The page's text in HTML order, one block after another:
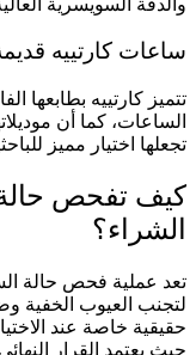
والدقة السويسرية
ساعات كارتييه
تتميز كارتييه بطابعها
الساعات، كما أن
تجعلها اختيار مميز
كيف تفحص حالة
الشراء؟
تعد عملية فحص حالة
لتجنب العيوب الخفية
حقيقية خاصة عند
حيث يعتمد القرار